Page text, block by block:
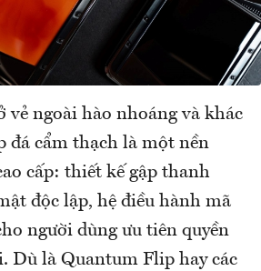
vẻ ngoài hào nhoáng và khác
đá cẩm thạch là một nền
cấp: thiết kế gập thanh
độc lập, hệ điều hành mã
người dùng ưu tiên quyền
Dù là Quantum Flip hay các